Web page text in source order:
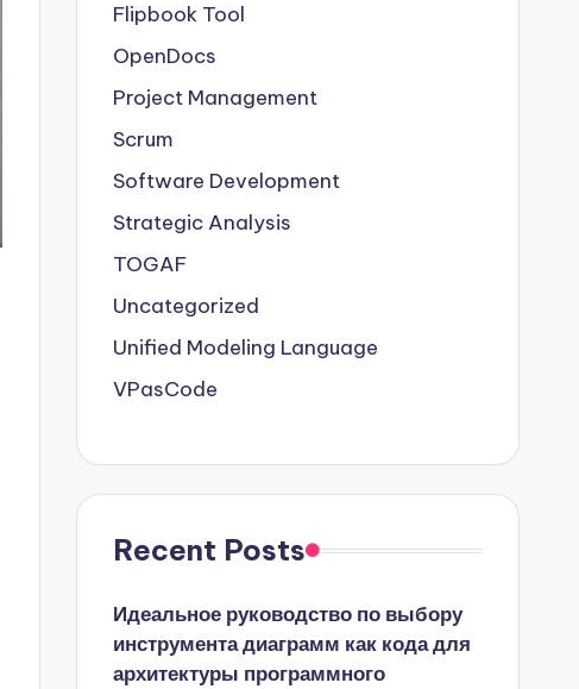
Flipbook Tool
OpenDocs
Project Management
Scrum
Software Development
Strategic Analysis
TOGAF
Uncategorized
Unified Modeling Language
VPasCode
Recent Posts
Идеальное руководство по выбору
инструмента диаграмм как кода для
архитектуры программного